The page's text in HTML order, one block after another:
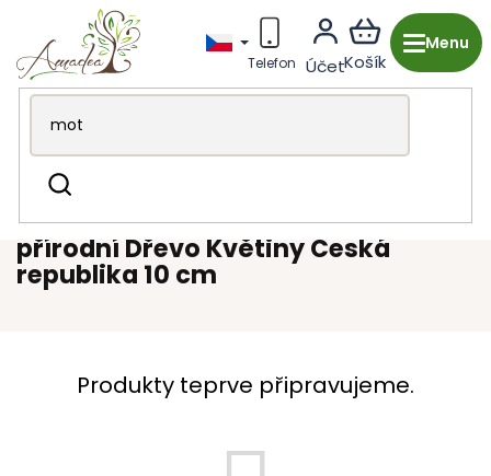
obsah
Hledat
Dřevěná výroba z Česka
Mandaly
přírodní Dřevo Květiny Česká
republika 10 cm
Produkty teprve připravujeme.